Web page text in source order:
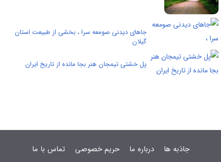
جاهای دیدنی صومعه سرا ، بخشی از طبیعت استان
گیلان
پل خشتی تیمجان هنر بجا مانده از تاریخ ایران
جاذبه ها درباره ما حریم خصوصی تماس با ما